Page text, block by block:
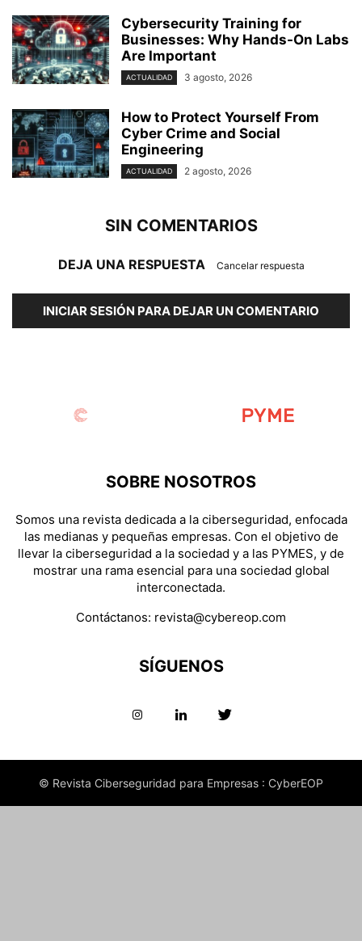
Cybersecurity Training for
Businesses: Why Hands-On Labs
Are Important
ACTUALIDAD 3 agosto, 2026
How to Protect Yourself From
Cyber Crime and Social
Engineering
ACTUALIDAD 2 agosto, 2026
SIN COMENTARIOS
DEJA UNA RESPUESTA Cancelar respuesta
INICIAR SESIÓN PARA DEJAR UN COMENTARIO
SOBRE NOSOTROS
Somos una revista dedicada a la ciberseguridad, enfocada
las medianas y pequeñas empresas. Con el objetivo de
llevar la ciberseguridad a la sociedad y a las PYMES, y de
mostrar una rama esencial para una sociedad global
interconectada.
Contáctanos: revista@cybereop.com
SÍGUENOS
© Revista Ciberseguridad para Empresas : CyberEOP